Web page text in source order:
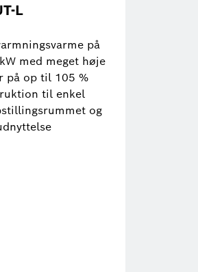
L
på
med meget høje
på op til 105 %
til enkel
og